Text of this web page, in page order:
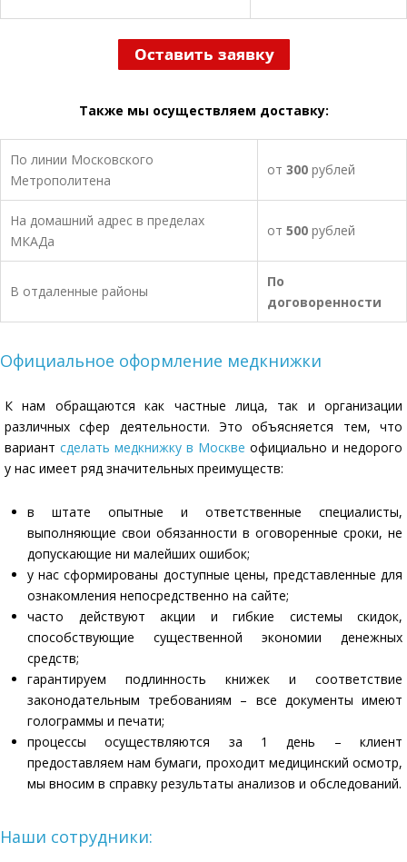
Также мы осуществляем доставку:
По линии Московского
Метрополитена
от 300 рублей
На домашний адрес в пределах
МКАДа
от 500 рублей
В отдаленные районы
По
договоренности
Официальное оформление медкнижки
К нам обращаются как частные лица, так и организации
различных сфер деятельности. Это объясняется тем, что
вариант сделать медкнижку в Москве официально и недорого
у нас имеет ряд значительных преимуществ:
в штате опытные и ответственные специалисты,
выполняющие свои обязанности в оговоренные сроки, не
допускающие ни малейших ошибок;
у нас сформированы доступные цены, представленные для
ознакомления непосредственно на сайте;
часто действуют акции и гибкие системы скидок,
способствующие существенной экономии денежных
средств;
гарантируем подлинность книжек и соответствие
законодательным требованиям – все документы имеют
голограммы и печати;
процессы осуществляются за 1 день – клиент
предоставляем нам бумаги, проходит медицинский осмотр,
мы вносим в справку результаты анализов и обследований.
Наши сотрудники: